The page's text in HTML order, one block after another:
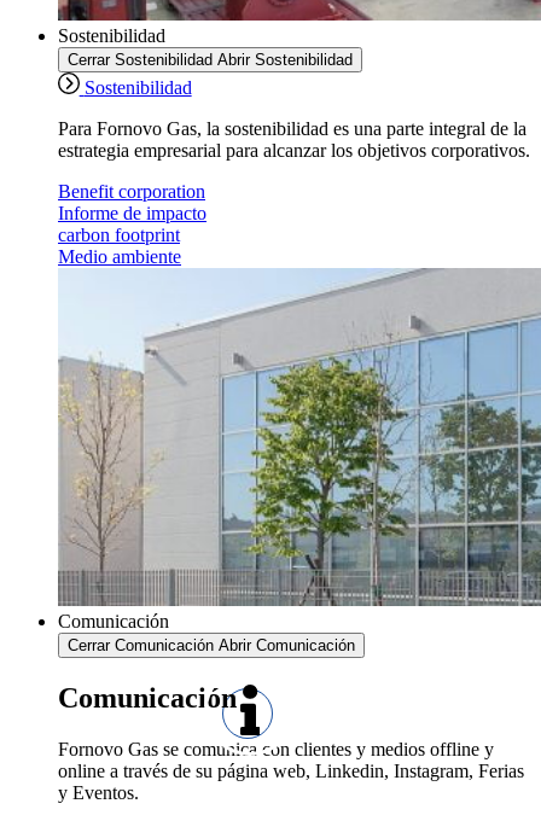
Sostenibilidad
Cerrar Sostenibilidad Abrir Sostenibilidad
Sostenibilidad
Para Fornovo Gas, la sostenibilidad es una parte integral de la
estrategia empresarial para alcanzar los objetivos corporativos.
Benefit corporation
Informe de impacto
carbon footprint
Medio ambiente
Comunicación
Cerrar Comunicación Abrir Comunicación
Comunicación
Fornovo Gas se comunica con clientes y medios offline y
online a través de su página web, Linkedin, Instagram, Ferias
y Eventos.